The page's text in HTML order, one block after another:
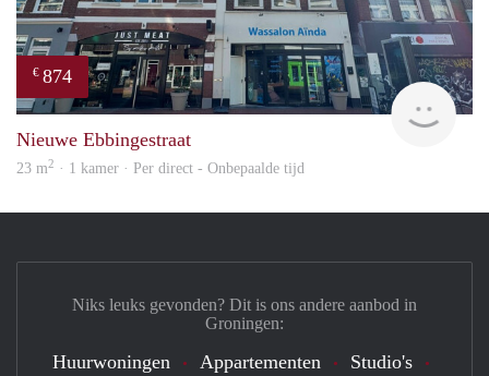
€ 874
Nieuwe Ebbingestraat
23 m2 · 1 kamer · Per direct - Onbepaalde tijd
Niks leuks gevonden? Dit is ons andere aanbod in
Groningen:
Huurwoningen Appartementen
Studio's